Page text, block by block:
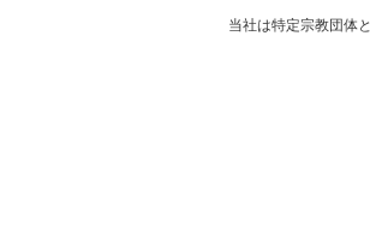
当社は特定宗教団体